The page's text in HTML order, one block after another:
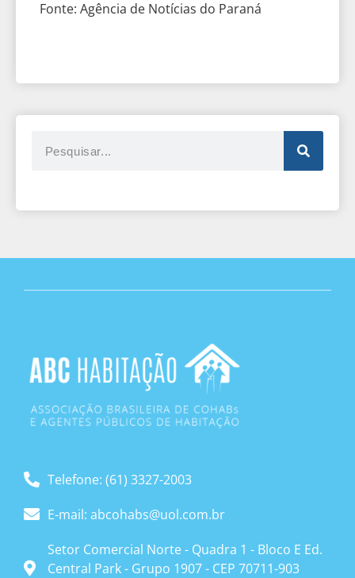
Fonte: Agência de Notícias do Paraná
Telefone: (61) 3327-2003
E-mail: abcohabs@uol.com.br
Setor Comercial Norte - Quadra 1 - Bloco E Ed.
Central Park - Grupo 1907 - CEP 70711-903